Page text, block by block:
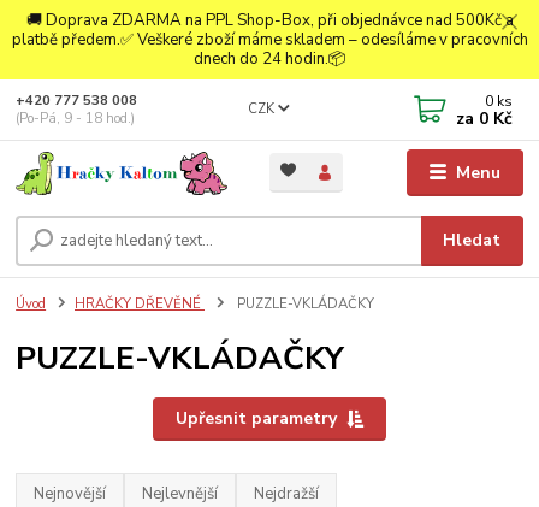
🚚 Doprava ZDARMA na PPL Shop-Box, při objednávce nad 500Kč a
platbě předem.✅ Veškeré zboží máme skladem – odesíláme v pracovních
dnech do 24 hodin.📦
Menu
CZK
Hledat
+420 777 538 008
(Po-Pá, 9 - 18 hod.)
0 ks
za 0 Kč
Úvod HRAČKY DŘEVĚNÉ PUZZLE-VKLÁDAČKY
PUZZLE-VKLÁDAČKY
Upřesnit parametry
Nejnovější Nejlevnější Nejdražší